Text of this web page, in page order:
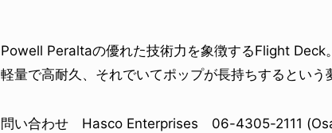
Powell Peraltaの優れた技術力を象徴するFlight Deck。
軽量で高耐久、それでいてポップが長持ちするという
問い合わせ Hasco Enterprises 06-4305-2111